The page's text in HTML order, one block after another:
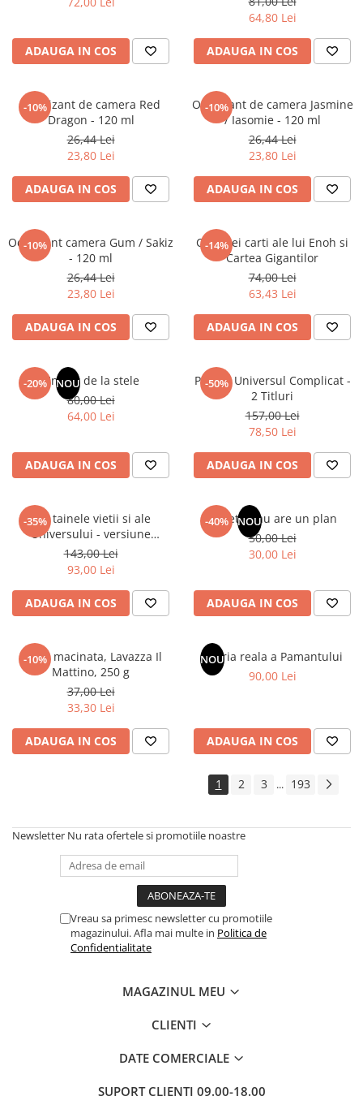
Povesti - Basme - Legende
Realitatea Augmentata
Religie pentru copii
ScienceConnection
ADAUGA IN COS
64,80 Lei
ADAUGA IN COS
-10%
Odorizant de camera Red
Dragon - 120 ml
26,44 Lei
23,80 Lei
ADAUGA IN COS
-10%
Odorizant de camera Jasmine
/ Iasomie - 120 ml
26,44 Lei
23,80 Lei
ADAUGA IN COS
-10%
Odorizant camera Gum / Sakiz
- 120 ml
26,44 Lei
23,80 Lei
ADAUGA IN COS
-14%
Cele trei carti ale lui Enoh si
Cartea Gigantilor
74,00 Lei
63,43 Lei
ADAUGA IN COS
-20% NOU
Un dar de la stele
80,00 Lei
64,00 Lei
ADAUGA IN COS
-50%
Pachet Universul Complicat -
2 Titluri
157,00 Lei
78,50 Lei
ADAUGA IN COS
-35%
Din tainele vietii si ale
Universului - versiune
originala din 1939. Volumele I-
III.
143,00 Lei
93,00 Lei
ADAUGA IN COS
-40% NOU
Sufletul tau are un plan
50,00 Lei
30,00 Lei
ADAUGA IN COS
-10%
Cafea macinata, Lavazza Il
Mattino, 250 g
37,00 Lei
33,30 Lei
ADAUGA IN COS
NOU
Istoria reala a Pamantului
90,00 Lei
ADAUGA IN COS
1 2 3 ... 193
Newsletter Nu rata ofertele si promotiile noastre
Vreau sa primesc newsletter cu promotiile
magazinului. Afla mai multe in Politica de
Confidentialitate
MAGAZINUL MEU
CLIENTI
DATE COMERCIALE
SUPORT CLIENTI 09.00-18.00